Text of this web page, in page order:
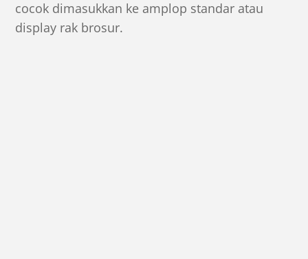
cocok dimasukkan ke amplop standar atau
display rak brosur.